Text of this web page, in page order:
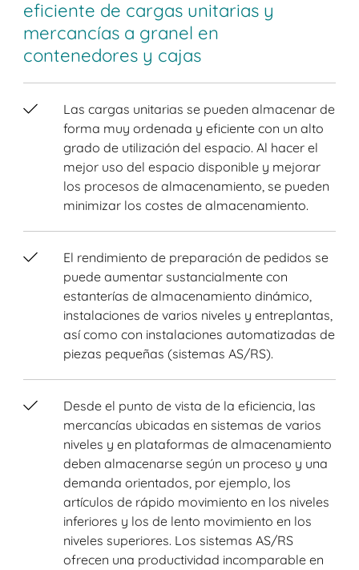
eficiente de cargas unitarias y
mercancías a granel en
contenedores y cajas
Las cargas unitarias se pueden almacenar de
forma muy ordenada y eficiente con un alto
grado de utilización del espacio. Al hacer el
mejor uso del espacio disponible y mejorar
los procesos de almacenamiento, se pueden
minimizar los costes de almacenamiento.
El rendimiento de preparación de pedidos se
puede aumentar sustancialmente con
estanterías de almacenamiento dinámico,
instalaciones de varios niveles y entreplantas,
así como con instalaciones automatizadas de
piezas pequeñas (sistemas AS/RS).
Desde el punto de vista de la eficiencia, las
mercancías ubicadas en sistemas de varios
niveles y en plataformas de almacenamiento
deben almacenarse según un proceso y una
demanda orientados, por ejemplo, los
artículos de rápido movimiento en los niveles
inferiores y los de lento movimiento en los
niveles superiores. Los sistemas AS/RS
ofrecen una productividad incomparable en